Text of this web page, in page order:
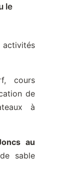
le
activités
cours
de
à
au
sable